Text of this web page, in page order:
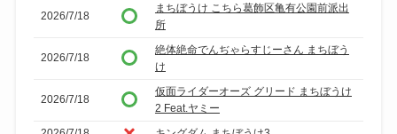
2026/7/18
まちぼうけ こちら葛飾区亀有公園前派出
所
2026/7/18
絶体絶命でんぢゃらすじーさん まちぼう
け
2026/7/18
仮面ライダーオーズ グリード まちぼうけ
2 Feat.ヤミー